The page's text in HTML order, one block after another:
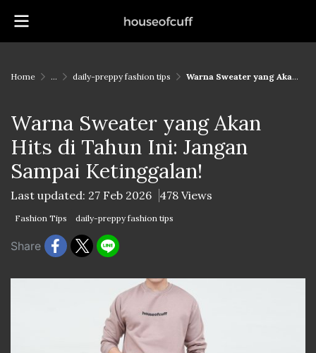
Home ... daily-preppy fashion tips Warna Sweater yang Akan Hits di Tahun Ini: Jangan Sampai Ketinggalan!
Warna Sweater yang Akan
Hits di Tahun Ini: Jangan
Sampai Ketinggalan!
Last updated: 27 Feb 2026 478 Views
Fashion Tips daily-preppy fashion tips
Share